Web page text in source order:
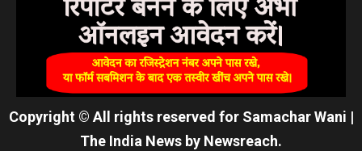
Copyright © All rights reserved for Samachar Wani |
The India News by Newsreach.